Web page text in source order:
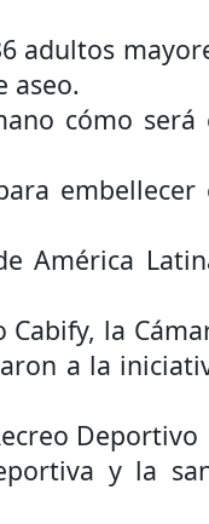
delegaciones y
que llevaban
adultos
aseo.
cómo será
embellecer
América
la
a la
Deportivo
y la